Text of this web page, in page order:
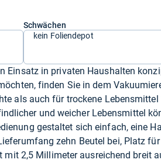
Schwächen
kein Foliendepot
Einsatz in privaten Haushalten
finden Sie in dem
als auch für trockene Lebensmittel
und weicher Lebensmittel
gestaltet sich einfach, eine
zehn Beutel bei, Platz
2,5 Millimeter ausreichend breit